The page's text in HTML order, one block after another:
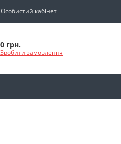
Особистий кабінет
0 грн.
Зробити замовлення